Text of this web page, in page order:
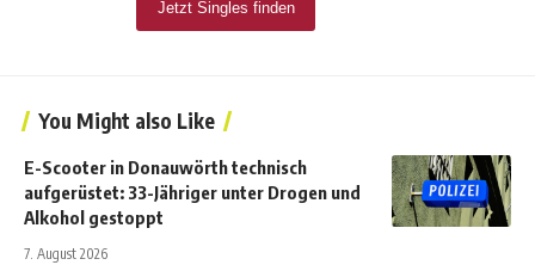
You Might also Like
E-Scooter in Donauwörth technisch
aufgerüstet: 33-Jähriger unter Drogen und
Alkohol gestoppt
7. August 2026